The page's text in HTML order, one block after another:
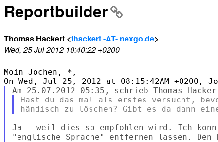
Reportbuilder
Thomas Hackert <thackert -AT- nexgo.de>
Wed, 25 Jul 2012 10:40:22 +0200
Moin Jochen, *,
Hast du das mal als erstes versucht,
Ja - weil dies so empfohlen wird. Ich
"englische Sprache" entfernen lassen.